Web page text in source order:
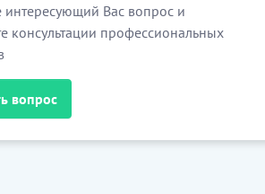
интересующий Вас вопрос и
консультации профессиональных
вопрос